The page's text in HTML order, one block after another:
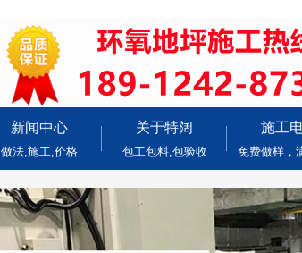
新闻中心
做法,施工,价格
关于特阔
包工包料,包验收
施工
免费做样，